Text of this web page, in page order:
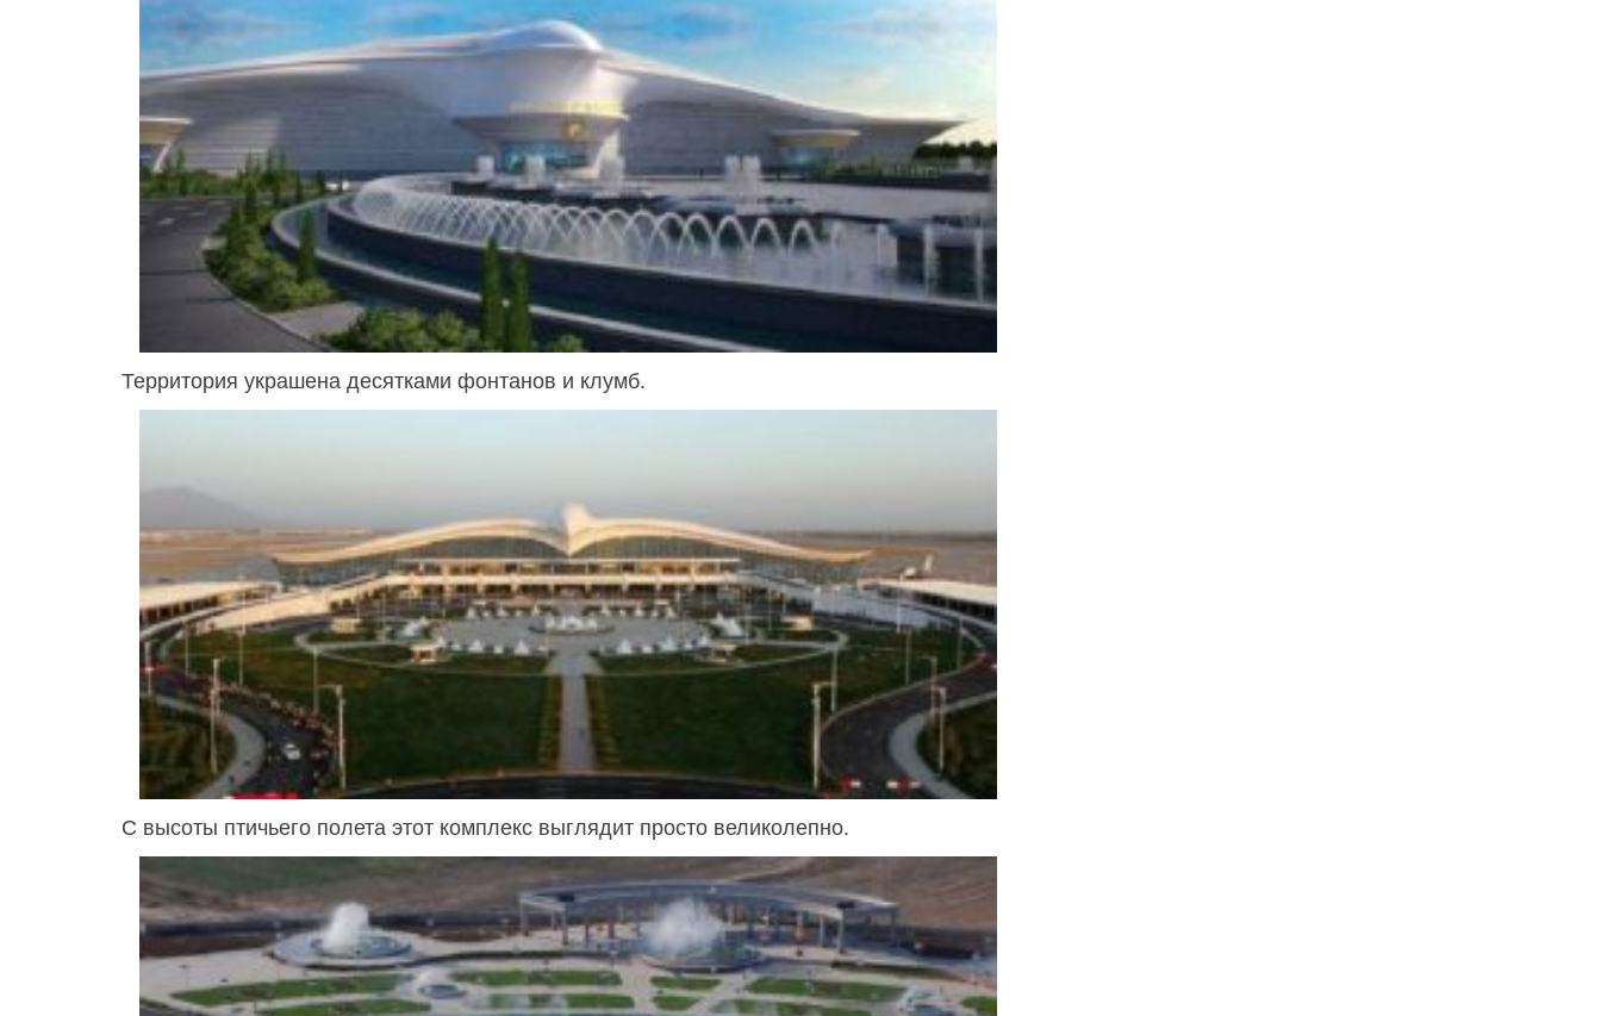
Территория украшена десятками фонтанов и клумб.
С высоты птичьего полета этот комплекс выглядит просто великолепно.